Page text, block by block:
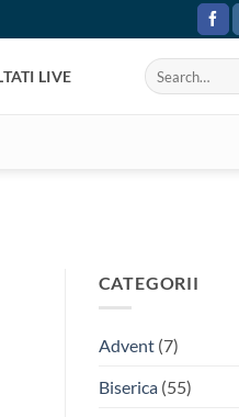
LIVE
CATEGORII
Advent(7)
Biserica(55)